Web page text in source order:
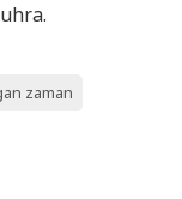
zaman